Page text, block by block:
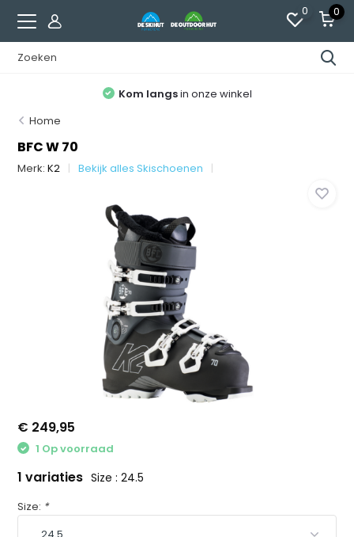
0 0
Kom langsin onze winkel
Home
BFC W 70
Merk:K2 Bekijk alles Skischoenen
€ 249,95
1 Op voorraad
1 variaties Size : 24.5
Size: *